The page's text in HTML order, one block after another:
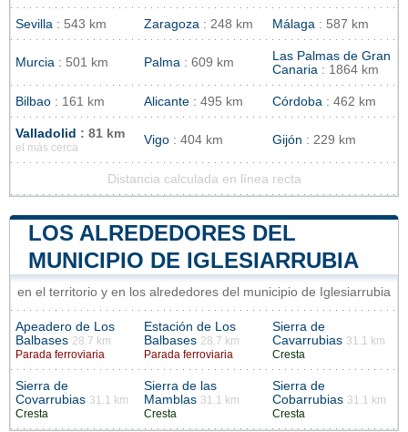
Sevilla : 543 km Zaragoza : 248 km Málaga : 587 km
Murcia : 501 km Palma : 609 km
Las Palmas de Gran
Canaria : 1864 km
Bilbao : 161 km Alicante : 495 km Córdoba : 462 km
Valladolid : 81 km
el más cerca
Vigo : 404 km Gijón : 229 km
Distancia calculada en línea recta
LOS ALREDEDORES DEL
MUNICIPIO DE IGLESIARRUBIA
en el territorio y en los alrededores del municipio de Iglesiarrubia
Apeadero de Los
Balbases 28.7 km
Parada ferroviaria
Estación de Los
Balbases 28.7 km
Parada ferroviaria
Sierra de
Cavarrubias 31.1 km
Cresta
Sierra de
Covarrubias 31.1 km
Cresta
Sierra de las
Mamblas 31.1 km
Cresta
Sierra de
Cobarrubias 31.1 km
Cresta